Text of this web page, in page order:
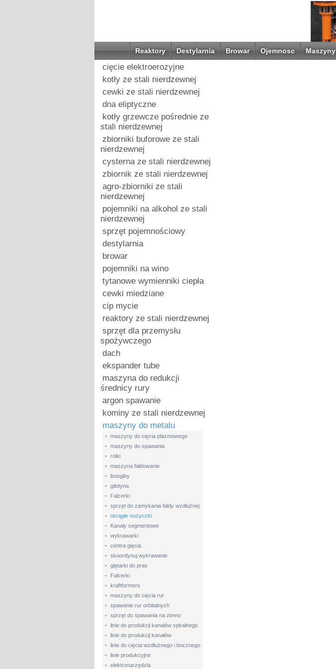
Reaktory Destylarnia Browar Ojemnosc Maszyny
cięcie elektroerozyjne
kotły ze stali nierdzewnej
cewki ze stali nierdzewnej
dna eliptyczne
kotły grzewcze pośrednie ze
stali nierdzewnej
zbiorniki buforowe ze stali
nierdzewnej
cysterna ze stali nierdzewnej
zbiornik ze stali nierdzewnej
agro-zbiorniki ze stali
nierdzewnej
pojemniki na alkohol ze stali
nierdzewnej
sprzęt pojemnościowy
destylarnia
browar
pojemniki na wino
tytanowe wymienniki ciepła
cewki miedziane
cip mycie
reaktory ze stali nierdzewnej
sprzęt dla przemysłu
spożywczego
dach
ekspander tube
maszyna do redukcji
średnicy rury
argon spawanie
kominy ze stali nierdzewnej
maszyny do metalu
• maszyny do cięcia plazmowego
• maszyny do spawania
• rolki
• maszyna fałdowanie
• listogiby
• gilotyna
•
Falcerki
• sprzęt do zamykania fałdy wzdłużnej
• okrągłe nożyczki
•
Kanały segmentowe
• wykrawarki
• centra gięcia
• skoordynuj wykrawanie
• giętarki do pras
•
Falcerki
• kraftformers
• maszyny do cięcia rur
• spawanie rur orbitalnych
• sprzęt do spawania na zimno
• linie do produkcji kanałów spiralnego
powietrza
• linie do produkcji kanałów
prostokątnych
• linie do cięcia wzdłużnego i bocznego
• linie produkcyjne
• elektronarzędzia